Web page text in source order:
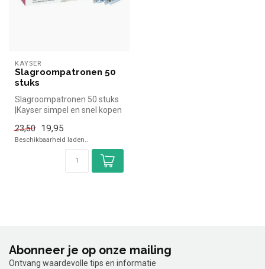
KAYSER
Slagroompatronen 50
stuks
Slagroompatronen 50 stuks
|Kayser simpel en snel kopen
23,50
19,95
Beschikbaarheid laden..
Abonneer je op onze mailing
Ontvang waardevolle tips en informatie